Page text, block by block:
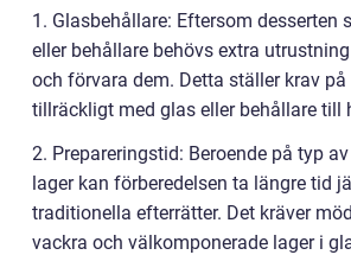
1. Glasbehållare: Eftersom desserten
eller behållare behövs extra
och förvara dem. Detta ställer krav
tillräckligt med glas eller behållare till
2. Prepareringstid: Beroende på typ
lager kan förberedelsen ta längre tid
traditionella efterrätter. Det kräver
vackra och välkomponerade lager i